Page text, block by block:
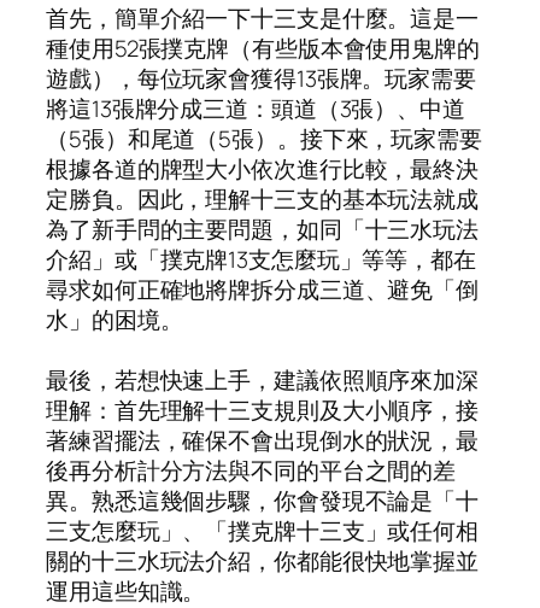
首先，簡單介紹一下十三支是什麼。這是一
種使用52張撲克牌（有些版本會使用鬼牌的
遊戲），每位玩家會獲得13張牌。玩家需要
將這13張牌分成三道：頭道（3張）、中道
（5張）和尾道（5張）。接下來，玩家需要
根據各道的牌型大小依次進行比較，最終決
定勝負。因此，理解十三支的基本玩法就成
為了新手問的主要問題，如同「十三水玩法
介紹」或「撲克牌13支怎麼玩」等等，都在
尋求如何正確地將牌拆分成三道、避免「倒
水」的困境。
最後，若想快速上手，建議依照順序來加深
理解：首先理解十三支規則及大小順序，接
著練習擺法，確保不會出現倒水的狀況，最
後再分析計分方法與不同的平台之間的差
異。熟悉這幾個步驟，你會發現不論是「十
三支怎麼玩」、「撲克牌十三支」或任何相
關的十三水玩法介紹，你都能很快地掌握並
運用這些知識。